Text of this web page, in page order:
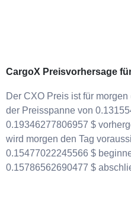
CargoX Preisvorhersage
Der CXO Preis ist für
der Preisspanne von
0.19346277806957 $
wird morgen den Tag
0.15477022245566 $
0.15786562690477 $